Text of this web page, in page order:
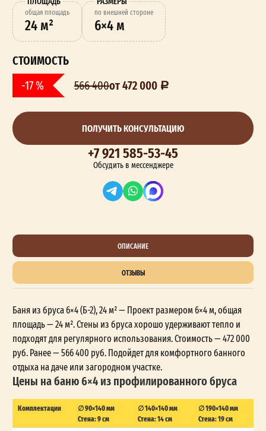
oбщая площадь
24 м²
по внешней стороне
6×4 м
СТОИМОСТЬ
-17 % 566 400от 472 000
ПОЛУЧИТЬ КОНСУЛЬТАЦИЮ
+7 921 585-53-45
Обсудить в мессенджере
ОПИСАНИЕ
ОТЗЫВЫ
Баня из бруса 6×4 (Б-2), 24 м² — Проект размером 6×4 м, общая
площадь — 24 м². Стены из бруса хорошо удерживают тепло и
подходят для регулярного использования. Стоимость — 472 000
руб. Ранее — 566 400 руб. Подойдет для комфортного банного
отдыха на даче или загородном участке.
Цены на баню 6×4 из профилированного бруса
Комплектации
∅ 90×140 мм
Стена: 9 см
∅ 140×140 мм
Стена: 14 см
∅ 190×140 мм
Стена: 19 см